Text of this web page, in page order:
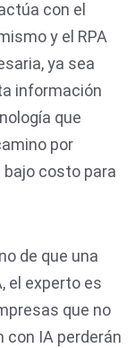
con el
y el RPA
ya sea
información
que
por
bajo costo para
de que una
el experto es
que no
con IA perderán